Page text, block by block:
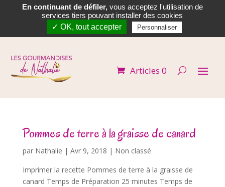
 
Articles 0
Pommes de terre à la graisse de canard
par Nathalie | Avr 9, 2018 | Non classé
Imprimer la recette Pommes de terre à la graisse de
canard Temps de Préparation 25 minutes Temps de
En continuant de défiler,vous acceptez l'utilisation de
services tiers pouvant installer des cookies
✓ OK, tout accepter
Personnaliser